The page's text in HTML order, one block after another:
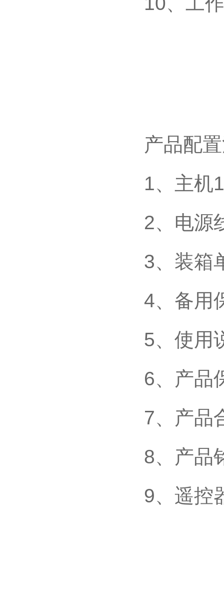
产品配置
1、主
2、电
3、装
4、备
5、使
6、产
7、产
8、产
9、遥